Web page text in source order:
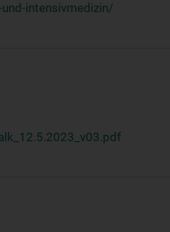
intensivmedizin/